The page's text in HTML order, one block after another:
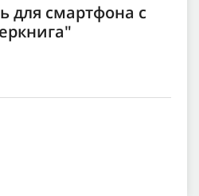
для смартфона с